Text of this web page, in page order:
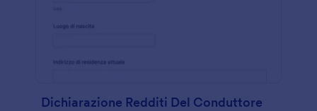
Dichiarazione Redditi Del Conduttore